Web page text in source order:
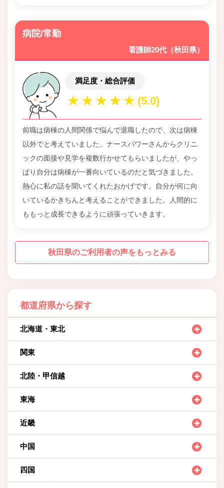
病院/常勤
看護師20代（秋田県）
満足度・総合評価
前職は病棟の人間関係で悩んで退職したので、次は病棟
以外でと考えていました。ナースパワーさんからクリニ
ックの面接や見学を複数行かせてもらいましたが、やっ
ぱり自分は病棟が一番向いているのだと気づきました。
熱心に私の話を聞いてくれたおかげです。自分が何に向
いているかきちんと考えることができました。人間的に
ももっと成長できるように頑張っていきます。
秋田県のご利用者の声をもっとみる
都道府県から探す
北海道・東北
関東
北陸・甲信越
東海
近畿
中国
四国